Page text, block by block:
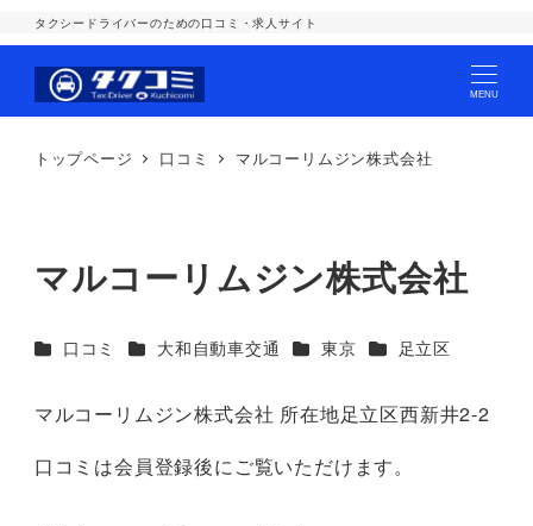
タクシードライバーのための口コミ・求人サイト
MENU
トップページ 口コミ マルコーリムジン株式会社
マルコーリムジン株式会社
カテゴリー
口コミ カテゴリー
大和自動車交通 カテゴリー
東京 カテゴリー
足立区
マルコーリムジン株式会社 所在地足立区西新井2-2
口コミは会員登録後にご覧いただけます。